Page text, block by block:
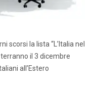
scorsi la lista “L’Italia nel
il 3 dicembre
all’Estero